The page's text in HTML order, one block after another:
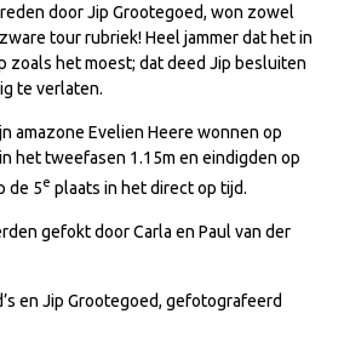
en registratie
registratie
door Jip Grootegoed, won zowel
tour rubriek! Heel jammer dat het in
zoals het moest; dat deed Jip besluiten
te verlaten.
amazone Evelien Heere wonnen op
het tweefasen 1.15m en eindigden op
de 5e plaats in het direct op tijd.
gefokt door Carla en Paul van der
en Jip Grootegoed, gefotografeerd